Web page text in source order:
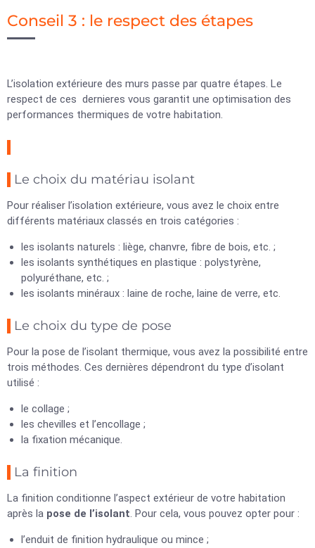
Conseil 3 : le respect des étapes
L’isolation extérieure des murs passe par quatre étapes. Le
respect de ces dernieres vous garantit une optimisation des
performances thermiques de votre habitation.
Le choix du matériau isolant
Pour réaliser l’isolation extérieure, vous avez le choix entre
différents matériaux classés en trois catégories :
les isolants naturels : liège, chanvre, fibre de bois, etc. ;
les isolants synthétiques en plastique : polystyrène,
polyuréthane, etc. ;
les isolants minéraux : laine de roche, laine de verre, etc.
Le choix du type de pose
Pour la pose de l’isolant thermique, vous avez la possibilité entre
trois méthodes. Ces dernières dépendront du type d’isolant
utilisé :
le collage ;
les chevilles et l’encollage ;
la fixation mécanique.
La finition
La finition conditionne l’aspect extérieur de votre habitation
après la pose de l’isolant. Pour cela, vous pouvez opter pour :
l’enduit de finition hydraulique ou mince ;